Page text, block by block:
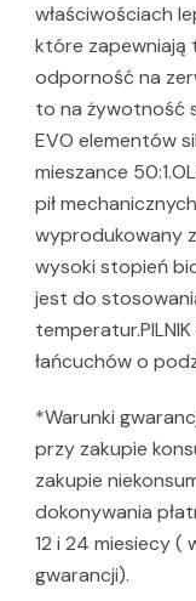
właściwościach
które zapewniają
odporność na
to na żywotność
EVO elementów
mieszance
pił
wyprodukowany
wysoki stopień
jest do
łańcuchów o
*Warunki
przy zakupie
zakupie
dokonywania
12 i 24 miesiecy (
gwarancji).